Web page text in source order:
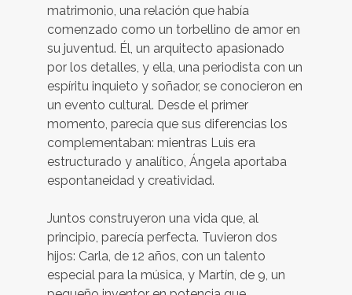
matrimonio, una relación que había
comenzado como un torbellino de amor en
su juventud. Él, un arquitecto apasionado
por los detalles, y ella, una periodista con un
espíritu inquieto y soñador, se conocieron en
un evento cultural. Desde el primer
momento, parecía que sus diferencias los
complementaban: mientras Luis era
estructurado y analítico, Ángela aportaba
espontaneidad y creatividad.
Juntos construyeron una vida que, al
principio, parecía perfecta. Tuvieron dos
hijos: Carla, de 12 años, con un talento
especial para la música, y Martín, de 9, un